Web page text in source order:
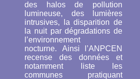
des halos de pollution
lumineuse, des lumières
intrusives, la disparition de
la nuit par dégradations de
l’environnement
nocturne. Ainsi l’ANPCEN
recense des données et
notamment liste les
communes pratiquant